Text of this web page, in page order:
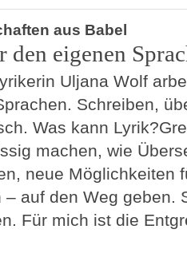
aus Babel
den eigenen
Uljana Wolf
Schreiben,
Was kann
machen, wie
neue Möglichkeiten
– auf den Weg geben.
Für mich ist die